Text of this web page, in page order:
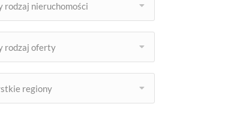
rodzaj nieruchomości
rodzaj oferty
regiony